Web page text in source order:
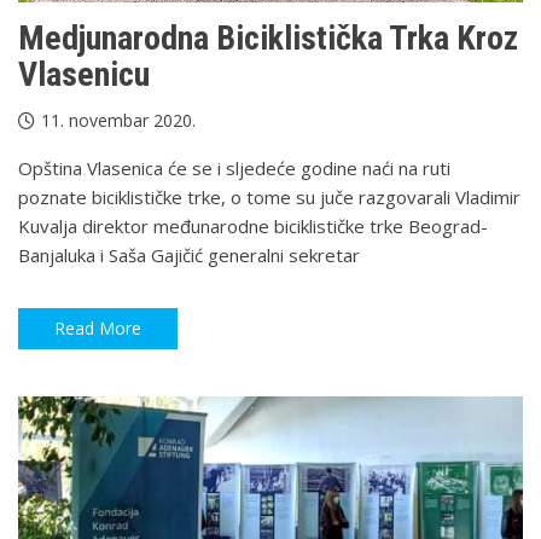
Medjunarodna Biciklistička Trka Kroz
Vlasenicu
11. novembar 2020.
Opština Vlasenica će se i sljedeće godine naći na ruti
poznate biciklističke trke, o tome su juče razgovarali Vladimir
Kuvalja direktor međunarodne biciklističke trke Beograd-
Banjaluka i Saša Gajičić generalni sekretar
Read More